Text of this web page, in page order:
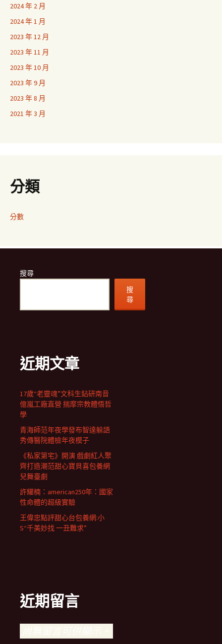
2024 年 2 月
2024 年 1 月
2023 年 12 月
2023 年 11 月
2023 年 10 月
2023 年 9 月
2023 年 8 月
2021 年 3 月
分類
分數
搜尋
搜
尋
近期文章
17歲“老靈魂”文科生鉆研南音
億嵐工廠直營 揣摩宗教體悟哲
學
青海師范年夜學發布智達躲語
秀傳醫院體檢年夜模子
《私家第宅》開演 戲劇紅人聚
齊打造潮范甜心寶貝喜包養網
兒舞臺劇
許耀楠：american250年：國家
性命體的超級實驗
王偉忠點評甜心台包養網:小
S“千美妙找 一丑難求”
近期留言
尚無留言可供顯示。